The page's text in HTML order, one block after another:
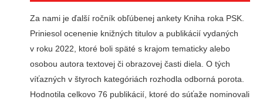
Za nami je ďalší ročník obľúbenej ankety Kniha roka PSK.
Priniesol ocenenie knižných titulov a publikácií vydaných
v roku 2022, ktoré boli späté s krajom tematicky alebo
osobou autora textovej či obrazovej časti diela. O tých
víťazných v štyroch kategóriách rozhodla odborná porota.
Hodnotila celkovo 76 publikácií, ktoré do súťaže nominovali